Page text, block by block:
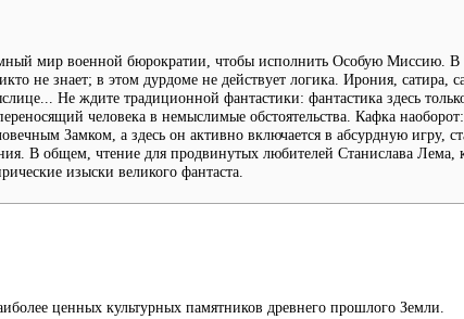
мир военной бюрократии, чтобы исполнить Особую Миссию. В
не знает; в этом дурдоме не действует логика. Ирония, сатира,
Не ждите традиционной фантастики: фантастика здесь
человека в немыслимые обстоятельства. Кафка
Замком, а здесь он активно включается в абсурдную игру,
В общем, чтение для продвинутых любителей Станислава Лема,
изыски великого фантаста.
ценных культурных памятников древнего прошлого Земли.